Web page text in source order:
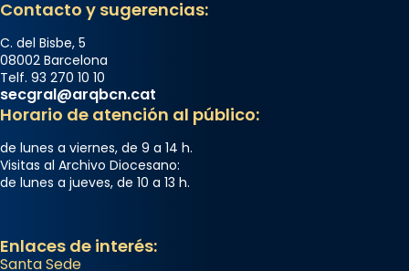
Contacto y sugerencias:
C. del Bisbe, 5
08002 Barcelona
Telf. 93 270 10 10
secgral@arqbcn.cat
Horario de atención al público:
de lunes a viernes, de 9 a 14 h.
Visitas al Archivo Diocesano:
de lunes a jueves, de 10 a 13 h.
Enlaces de interés:
Santa Sede